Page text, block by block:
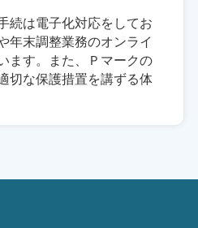
続は電子化対応をしてお
年末調整業務のオンライ
ます。また、Ｐマークの
切な保護措置を講ずる体